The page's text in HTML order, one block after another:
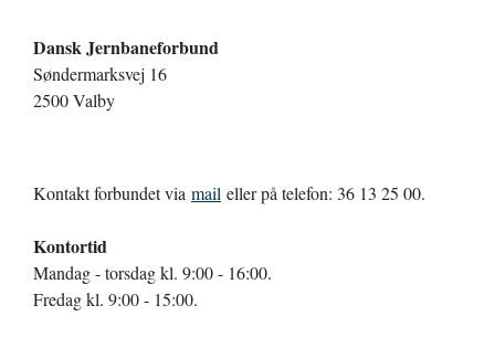
Dansk Jernbaneforbund
Søndermarksvej 16
2500 Valby
Kontakt forbundet via mail eller på telefon: 36 13 25 00.
Kontortid
Mandag - torsdag kl. 9:00 - 16:00.
Fredag kl. 9:00 - 15:00.